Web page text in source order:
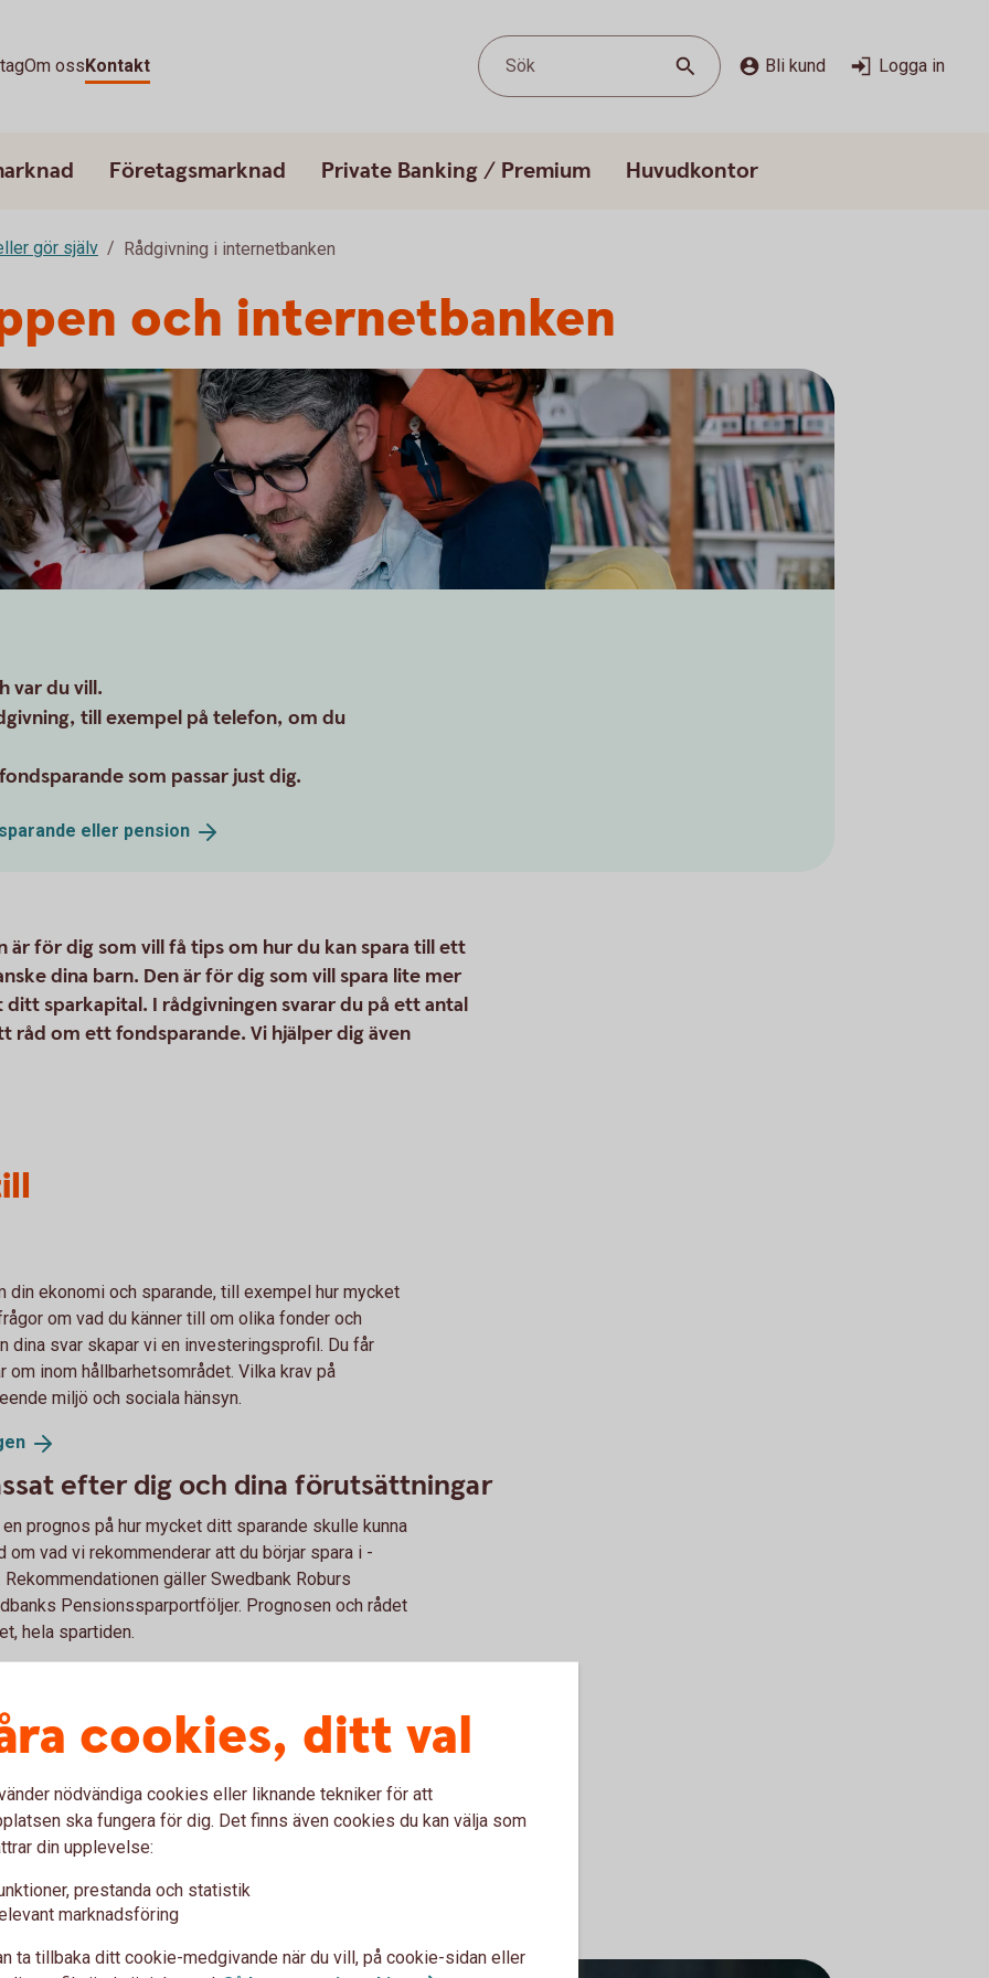
Om ossKontakt Sök Bli kund Logga in
Företagsmarknad Private Banking / Premium Huvudkontor
gör själv Rådgivning i internetbanken
och internetbanken
var du vill.
till exempel på telefon, om du
som passar just dig.
eller pension
är för dig som vill få tips om hur du kan spara till ett
dina barn. Den är för dig som vill spara lite mer
sparkapital. I rådgivningen svarar du på ett antal
om ett fondsparande. Vi hjälper dig även
din ekonomi och sparande, till exempel hur mycket
om vad du känner till om olika fonder och
dina svar skapar vi en investeringsprofil. Du får
om inom hållbarhetsområdet. Vilka krav på
miljö och sociala hänsyn.
efter dig och dina förutsättningar
prognos på hur mycket ditt sparande skulle kunna
vad vi rekommenderar att du börjar spara i -
gäller Swedbank Roburs
Pensionssparportföljer. Prognosen och rådet
hela spartiden.
igång med ditt sparande, till exempel att starta
och börja månadsspara i en viss fond. Du
köpa fonder enligt rådet eller vänta. Vill du
cookies, ditt val
nödvändiga cookies eller liknande tekniker för att
ska fungera för dig. Det finns även cookies du kan välja som
din upplevelse:
prestanda och statistik
marknadsföring
ta tillbaka ditt cookie-medgivande när du vill, på cookie-sidan eller